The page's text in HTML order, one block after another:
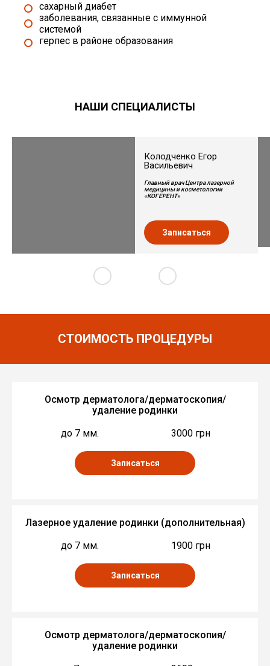
сахарный диабет
заболевания, связанные с иммунной
системой
герпес в районе образования
НАШИ СПЕЦИАЛИСТЫ
Колодченко Егор
Васильевич
Главный врач Центра лазерной
медицины и косметологии
«КОГЕРЕНТ»
Записаться
СТОИМОСТЬ ПРОЦЕДУРЫ
Осмотр дерматолога/дерматоскопия/
удаление родинки
до 7 мм.
3000 грн
Записаться
Лазерное удаление родинки (дополнительная)
до 7 мм.
1900 грн
Записаться
Осмотр дерматолога/дерматоскопия/
удаление родинки